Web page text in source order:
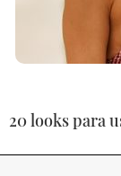
20 looks para